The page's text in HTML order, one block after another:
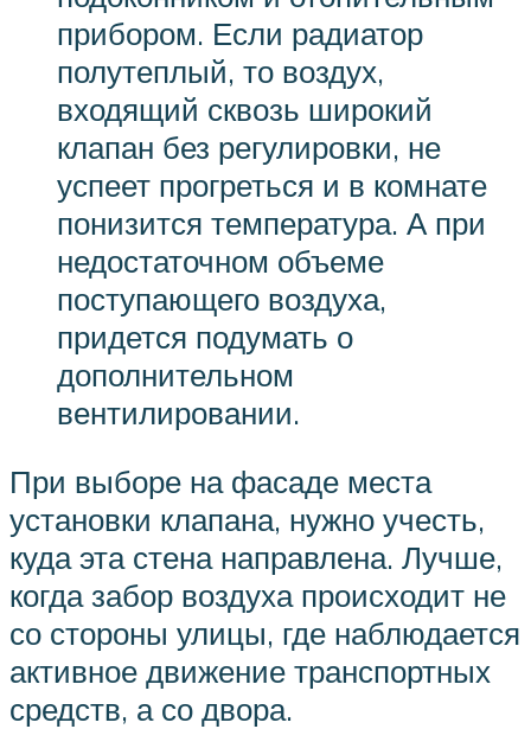
прибором. Если радиатор
полутеплый, то воздух,
входящий сквозь широкий
клапан без регулировки, не
успеет прогреться и в комнате
понизится температура. А при
недостаточном объеме
поступающего воздуха,
придется подумать о
дополнительном
вентилировании.
При выборе на фасаде места
установки клапана, нужно учесть,
куда эта стена направлена. Лучше,
когда забор воздуха происходит не
со стороны улицы, где наблюдается
активное движение транспортных
средств, а со двора.